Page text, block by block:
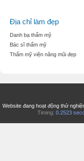
Địa chỉ làm đẹp
Danh bạ thẩm mỹ
Bác sĩ thẩm mỹ
Thẩm mỹ viện nâng mũi đẹp
Website đang hoạt động thử
Timing: 0.2523